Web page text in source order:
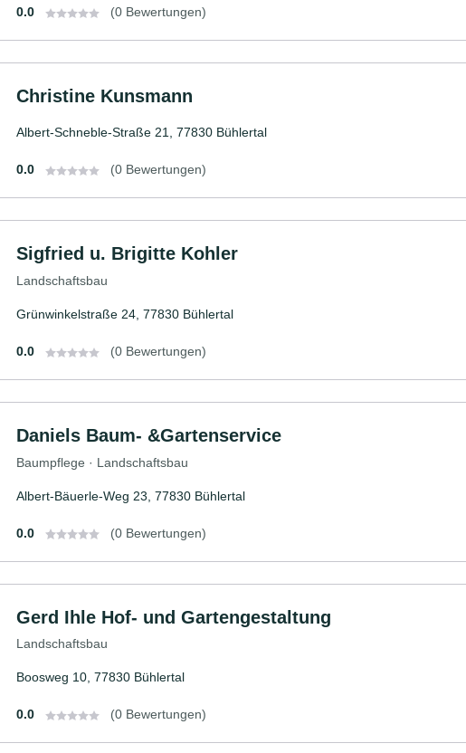
0.0 (0 Bewertungen)
Christine Kunsmann
Albert-Schneble-Straße 21, 77830 Bühlertal
0.0 (0 Bewertungen)
Sigfried u. Brigitte Kohler
Landschaftsbau
Grünwinkelstraße 24, 77830 Bühlertal
0.0 (0 Bewertungen)
Daniels Baum- &Gartenservice
Baumpflege · Landschaftsbau
Albert-Bäuerle-Weg 23, 77830 Bühlertal
0.0 (0 Bewertungen)
Gerd Ihle Hof- und Gartengestaltung
Landschaftsbau
Boosweg 10, 77830 Bühlertal
0.0 (0 Bewertungen)